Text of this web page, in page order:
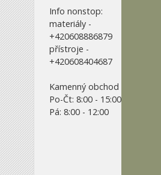
Info nonstop:
materiály -
+420608886879
přístroje -
+420608404687
Kamenný obchod
Po-Čt: 8:00 - 15:00
Pá: 8:00 - 12:00